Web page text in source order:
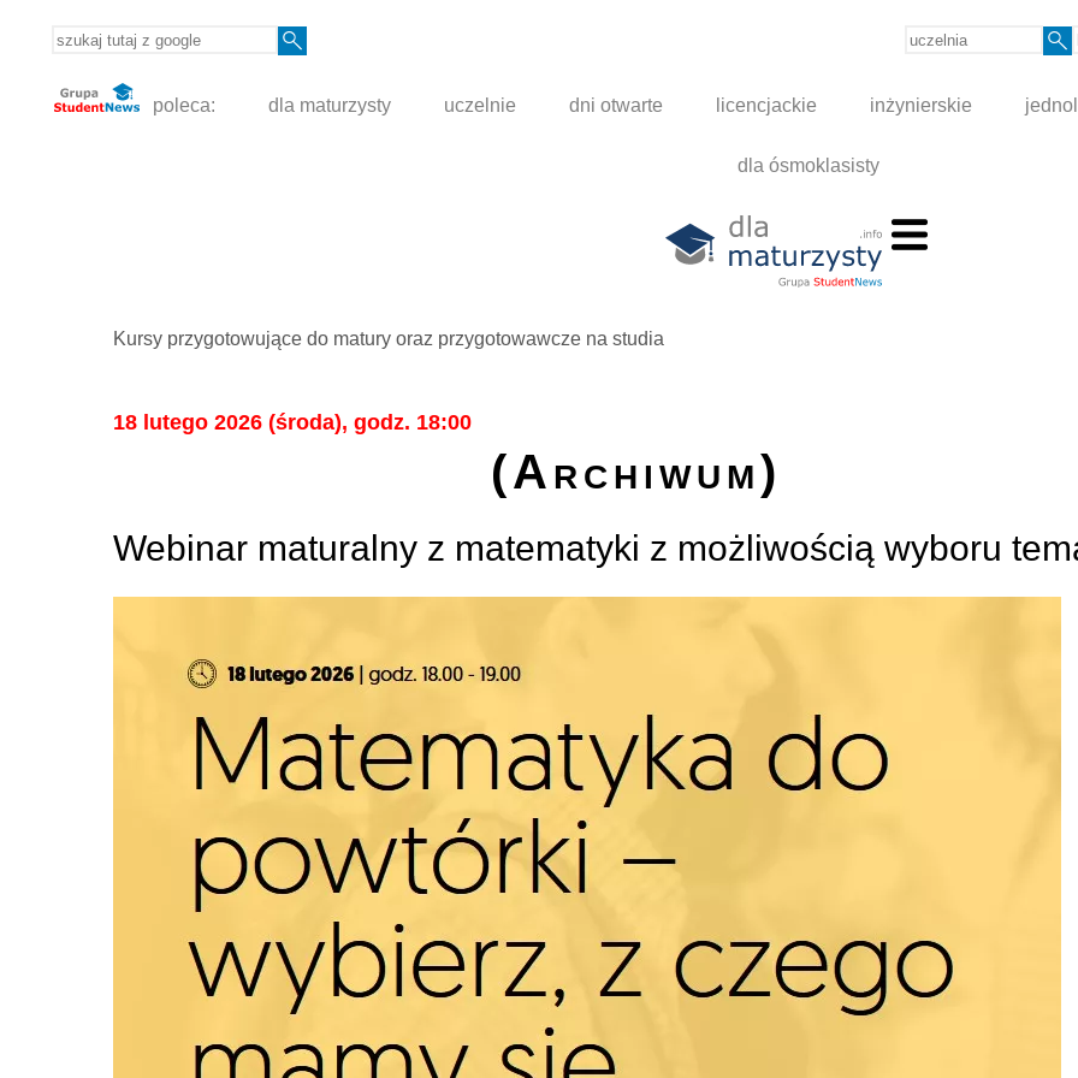
poleca: dla maturzysty uczelnie dni otwarte licencjackie inżynierskie
dla ósmoklasisty
Kursy przygotowujące do matury oraz przygotowawcze na studia
18 lutego 2026 (środa), godz. 18:00
(Archiwum)
Webinar maturalny z matematyki z możliwością wyboru